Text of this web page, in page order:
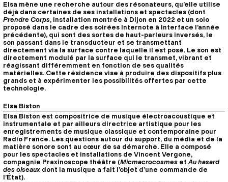
Elsa mène une recherche autour des résonateurs, qu’elle utilise
déjà dans certaines de ses installations et spectacles (dont
Prendre Corps, installation montrée à Dijon en 2022 et un solo
proposé dans le cadre des soirées Internote à Interface l’année
précédente), qui sont des sortes de haut-parleurs inversés, le
son passant dans le transducteur et se transmettant
directement via la surface contre laquelle il est posé. Le son est
directement modulé par la surface qui le transmet, vibrant et
réagissant différemment en fonction de ses qualités
matérielles. Cette résidence vise à produire des dispositifs plus
grands et à expérimenter les possibilités offertes par cette
technologie.
Elsa Biston
Elsa Biston est compositrice de musique électroacoustique et
instrumentale et par ailleurs directrice artistique pour les
enregistrements de musique classique et contemporaine pour
Radio France. Les questions autour du support, du média et de la
matière sonore sont au cœur de sa démarche. Elle a composé
pour les spectacles et installations de Vincent Vergone,
compagnie Praxinoscope théâtre (Micmacrocosmes etAu hasard
des oiseaux dont la musique a fait l’objet d’une commande de
l’État).